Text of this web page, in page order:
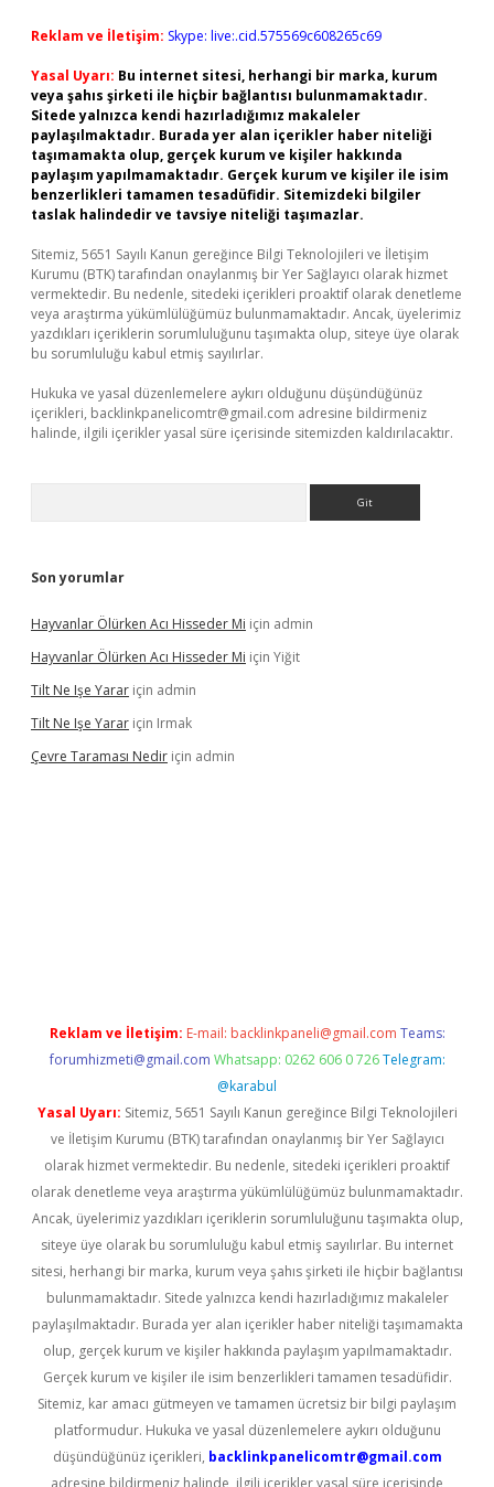
Reklam ve İletişim: Skype: live:.cid.575569c608265c69
Yasal Uyarı: Bu internet sitesi, herhangi bir marka, kurum
veya şahıs şirketi ile hiçbir bağlantısı bulunmamaktadır.
Sitede yalnızca kendi hazırladığımız makaleler
paylaşılmaktadır. Burada yer alan içerikler haber niteliği
taşımamakta olup, gerçek kurum ve kişiler hakkında
paylaşım yapılmamaktadır. Gerçek kurum ve kişiler ile isim
benzerlikleri tamamen tesadüfidir. Sitemizdeki bilgiler
taslak halindedir ve tavsiye niteliği taşımazlar.
Sitemiz, 5651 Sayılı Kanun gereğince Bilgi Teknolojileri ve İletişim
Kurumu (BTK) tarafından onaylanmış bir Yer Sağlayıcı olarak hizmet
vermektedir. Bu nedenle, sitedeki içerikleri proaktif olarak denetleme
veya araştırma yükümlülüğümüz bulunmamaktadır. Ancak, üyelerimiz
yazdıkları içeriklerin sorumluluğunu taşımakta olup, siteye üye olarak
bu sorumluluğu kabul etmiş sayılırlar.
Hukuka ve yasal düzenlemelere aykırı olduğunu düşündüğünüz
içerikleri, backlinkpanelicomtr@gmail.com adresine bildirmeniz
halinde, ilgili içerikler yasal süre içerisinde sitemizden kaldırılacaktır.
Son yorumlar
Hayvanlar Ölürken Acı Hisseder Mi için admin
Hayvanlar Ölürken Acı Hisseder Mi için Yiğit
Tilt Ne Işe Yarar için admin
Tilt Ne Işe Yarar için Irmak
Çevre Taraması Nedir için admin
Reklam ve İletişim: E-mail: backlinkpaneli@gmail.com Teams:
forumhizmeti@gmail.com Whatsapp: 0262 606 0 726 Telegram:
@karabul
Yasal Uyarı: Sitemiz, 5651 Sayılı Kanun gereğince Bilgi Teknolojileri
ve İletişim Kurumu (BTK) tarafından onaylanmış bir Yer Sağlayıcı
olarak hizmet vermektedir. Bu nedenle, sitedeki içerikleri proaktif
olarak denetleme veya araştırma yükümlülüğümüz bulunmamaktadır.
Ancak, üyelerimiz yazdıkları içeriklerin sorumluluğunu taşımakta olup,
siteye üye olarak bu sorumluluğu kabul etmiş sayılırlar. Bu internet
sitesi, herhangi bir marka, kurum veya şahıs şirketi ile hiçbir bağlantısı
bulunmamaktadır. Sitede yalnızca kendi hazırladığımız makaleler
paylaşılmaktadır. Burada yer alan içerikler haber niteliği taşımamakta
olup, gerçek kurum ve kişiler hakkında paylaşım yapılmamaktadır.
Gerçek kurum ve kişiler ile isim benzerlikleri tamamen tesadüfidir.
Sitemiz, kar amacı gütmeyen ve tamamen ücretsiz bir bilgi paylaşım
platformudur. Hukuka ve yasal düzenlemelere aykırı olduğunu
düşündüğünüz içerikleri, backlinkpanelicomtr@gmail.com
adresine bildirmeniz halinde, ilgili içerikler yasal süre içerisinde